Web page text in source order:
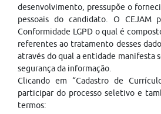
desenvolvimento, pressupõe o
pessoais do candidato. O CEJAM
Conformidade LGPD o qual é
referentes ao tratamento desses
através do qual a entidade manifesta
segurança da informação.
Clicando em “Cadastro de
participar do processo seletivo e
termos: